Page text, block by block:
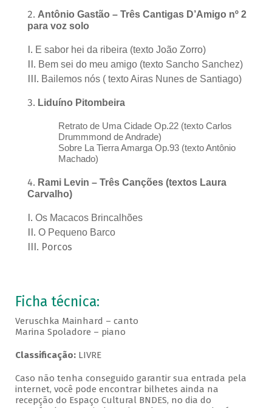
Antônio Gastão – Três Cantigas D’Amigo nº 2
para voz solo
E sabor hei da ribeira (texto João Zorro)
Bem sei do meu amigo (texto Sancho Sanchez)
Bailemos nós ( texto Airas Nunes de Santiago)
Liduíno Pitombeira
Retrato de Uma Cidade Op.22 (texto Carlos
Drummmond de Andrade)
Sobre La Tierra Amarga Op.93 (texto Antônio
Machado)
Rami Levin – Três Canções (textos Laura
Carvalho)
Os Macacos Brincalhões
O Pequeno Barco
Porcos
Ficha técnica:
Veruschka Mainhard – canto
Marina Spoladore – piano
Classificação:LIVRE
Caso não tenha conseguido garantir sua entrada pela
internet, você pode encontrar bilhetes ainda na
recepção do Espaço Cultural BNDES, no dia do